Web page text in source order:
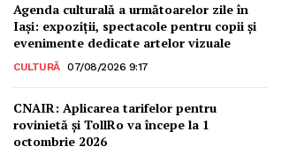
Agenda culturală a următoarelor zile în
Iași: expoziții, spectacole pentru copii și
evenimente dedicate artelor vizuale
CULTURĂ 07/08/2026 9:17
CNAIR: Aplicarea tarifelor pentru
rovinietă și TollRo va începe la 1
octombrie 2026